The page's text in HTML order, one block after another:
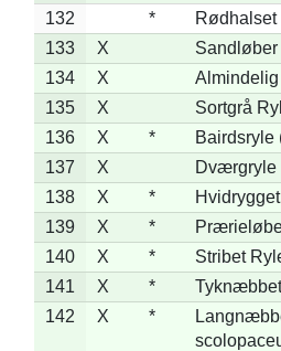
132
*
133
X
134
X
135
X
Sortgrå
136
X *
Bairdsryle
137
X
Dværgryle
138
X *
139
X *
140
X *
Stribet
141
X *
142
X *